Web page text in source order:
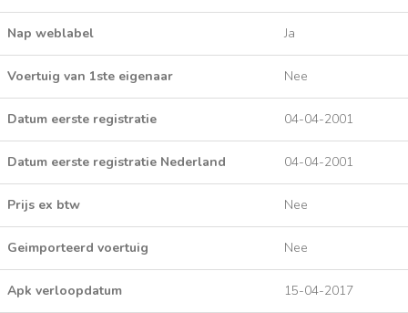
Nap weblabel Ja
Voertuig van 1ste eigenaar Nee
Datum eerste registratie 04-04-2001
Datum eerste registratie Nederland 04-04-2001
Prijs ex btw Nee
Geimporteerd voertuig Nee
Apk verloopdatum 15-04-2017